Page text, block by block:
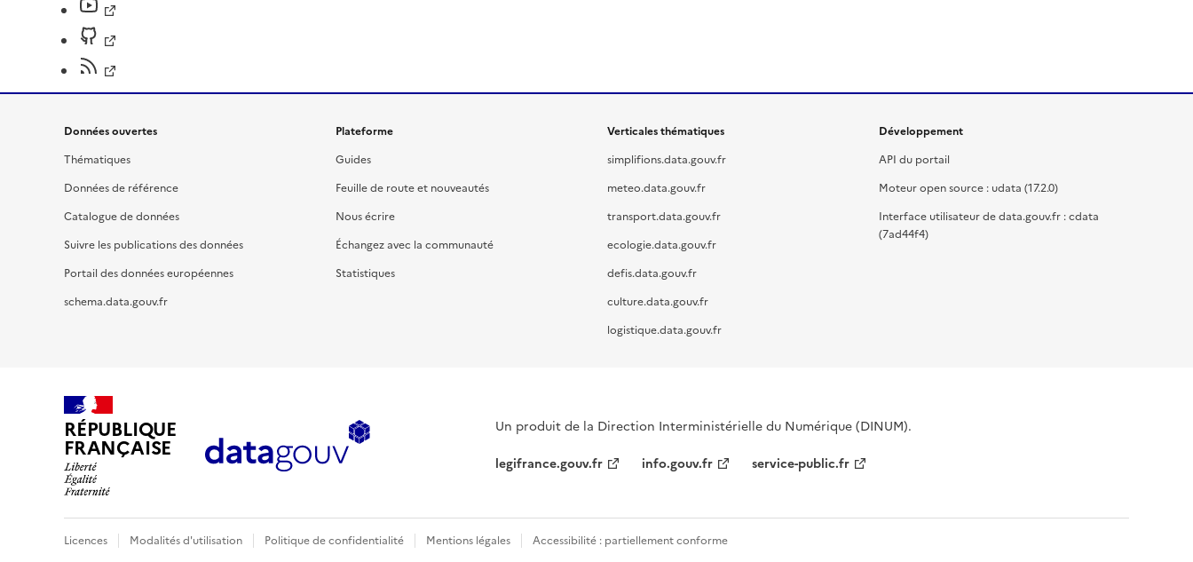
Données ouvertes
Thématiques
Données de référence
Catalogue de données
Suivre les publications des données
Portail des données européennes
schema.data.gouv.fr
Plateforme
Guides
Feuille de route et nouveautés
Nous écrire
Échangez avec la communauté
Statistiques
Verticales thématiques
simplifions.data.gouv.fr
meteo.data.gouv.fr
transport.data.gouv.fr
ecologie.data.gouv.fr
defis.data.gouv.fr
culture.data.gouv.fr
logistique.data.gouv.fr
Développement
API du portail
Moteur open source : udata (17.2.0)
Interface utilisateur de data.gouv.fr : cdata
(7ad44f4)
RÉPUBLIQUE
FRANÇAISE
Un produit de la Direction Interministérielle du Numérique (DINUM).
legifrance.gouv.fr
info.gouv.fr service-public.fr
Licences Modalités d'utilisation Politique de confidentialité Mentions légales Accessibilité : partiellement conforme